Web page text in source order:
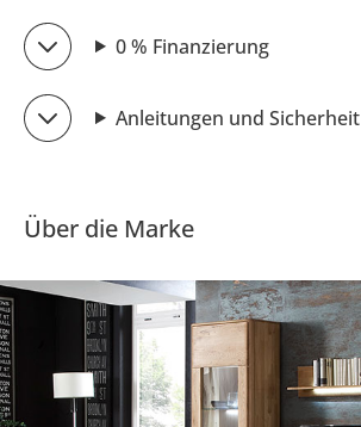
0 % Finanzierung
Anleitungen und Sicherheit
Über die Marke